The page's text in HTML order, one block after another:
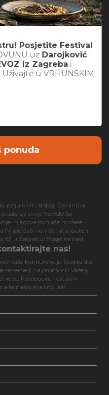
Posjetite Festival
uz Darojković
iz Zagreba i
u VRHUNSKIM
ponuda
u Hrvatskoj! Garantira
za svoje Newsletter
jer njegove ponude možete
plaćati na više rata, putem
63 u Zagrebu! Posjetite nas!
nas!
Vaše konkurencije, budite dio
se temelji na promociji Vašeg
Facebooku i ostalim
te našoj mailing listi...